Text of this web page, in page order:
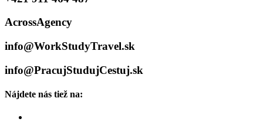
AcrossAgency
info@WorkStudyTravel.sk
info@PracujStudujCestuj.sk
Nájdete nás tiež na: